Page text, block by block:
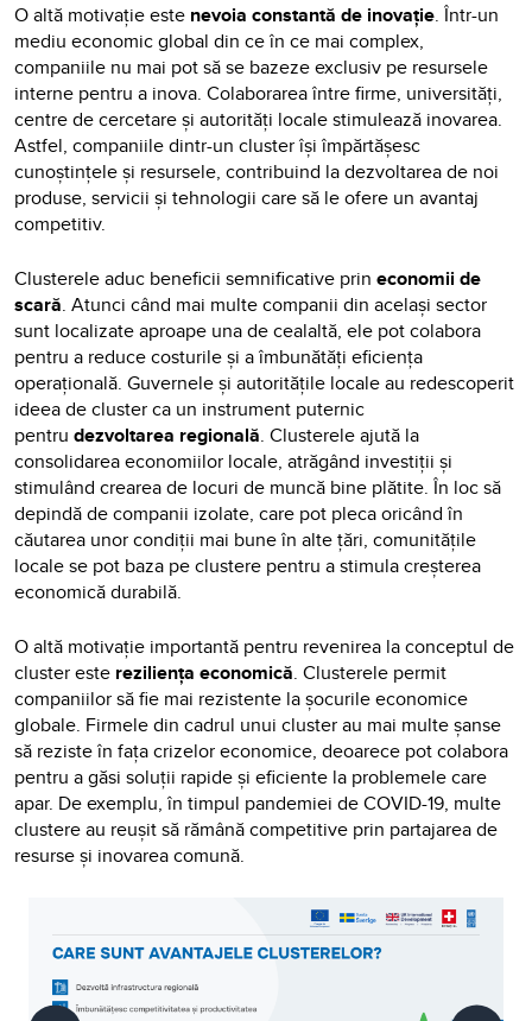
O altă motivație este nevoia constantă de inovație. Într-un
mediu economic global din ce în ce mai complex,
companiile nu mai pot să se bazeze exclusiv pe resursele
interne pentru a inova. Colaborarea între firme, universități,
centre de cercetare și autorități locale stimulează inovarea.
Astfel, companiile dintr-un cluster își împărtășesc
cunoștințele și resursele, contribuind la dezvoltarea de noi
produse, servicii și tehnologii care să le ofere un avantaj
competitiv.
Clusterele aduc beneficii semnificative prin economii de
scară. Atunci când mai multe companii din același sector
sunt localizate aproape una de cealaltă, ele pot colabora
pentru a reduce costurile și a îmbunătăți eficiența
operațională. Guvernele și autoritățile locale au redescoperit
ideea de cluster ca un instrument puternic
pentru dezvoltarea regională. Clusterele ajută la
consolidarea economiilor locale, atrăgând investiții și
stimulând crearea de locuri de muncă bine plătite. În loc să
depindă de companii izolate, care pot pleca oricând în
căutarea unor condiții mai bune în alte țări, comunitățile
locale se pot baza pe clustere pentru a stimula creșterea
economică durabilă.
O altă motivație importantă pentru revenirea la conceptul de
cluster este reziliența economică. Clusterele permit
companiilor să fie mai rezistente la șocurile economice
globale. Firmele din cadrul unui cluster au mai multe șanse
să reziste în fața crizelor economice, deoarece pot colabora
pentru a găsi soluții rapide și eficiente la problemele care
apar. De exemplu, în timpul pandemiei de COVID-19, multe
clustere au reușit să rămână competitive prin partajarea de
resurse și inovarea comună.